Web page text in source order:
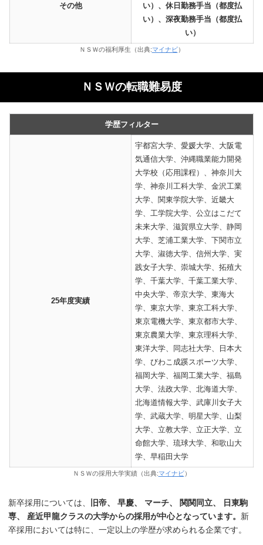
その他
い）、休日勤務手当（都度払
い）、深夜勤務手当（都度払
い）
ＮＳＷの福利厚生（出典:マイナビ）
ＮＳＷの転職難易度
学歴フィルター
25年度実績
宇都宮大学、愛媛大学、大阪電
気通信大学、沖縄職業能力開発
大学校（応用課程）、神奈川大
学、神奈川工科大学、金沢工業
大学、関東学院大学、近畿大
学、工学院大学、公立はこだて
未来大学、滋賀県立大学、静岡
大学、芝浦工業大学、下関市立
大学、淑徳大学、信州大学、実
践女子大学、崇城大学、拓殖大
学、千葉大学、千葉工業大学、
中央大学、帝京大学、東海大
学、東京大学、東京工科大学、
東京電機大学、東京都市大学、
東京農業大学、東京理科大学、
東洋大学、同志社大学、日本大
学、びわこ成蹊スポーツ大学、
福岡大学、福岡工業大学、福島
大学、法政大学、北海道大学、
北海道情報大学、武庫川女子大
学、武蔵大学、明星大学、山梨
大学、立教大学、立正大学、立
命館大学、琉球大学、和歌山大
学、早稲田大学
ＮＳＷの採用大学実績（出典:マイナビ）
新卒採用については、
旧帝、 早慶、 マーチ、 関関同立、 日東駒
専、 産近甲龍クラスの大学からの採用が中心となっています。 新
卒採用においては特に、一定以上の学歴が求められる企業です。